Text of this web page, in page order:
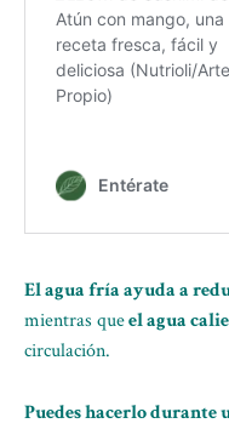
El agua fría ayuda a
mientras queel agua
circulación.
Puedes hacerlo durante